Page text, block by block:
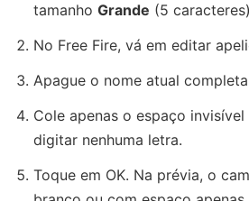
tamanho Grande (5
No Free Fire, vá em editar
Apague o nome atual
Cole apenas o espaço
digitar nenhuma letra.
Toque em OK. Na prévia, o